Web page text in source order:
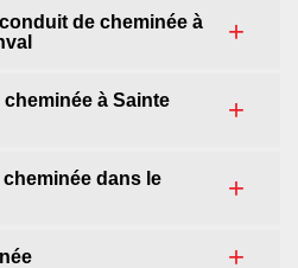
de cheminée à
à Sainte
dans le